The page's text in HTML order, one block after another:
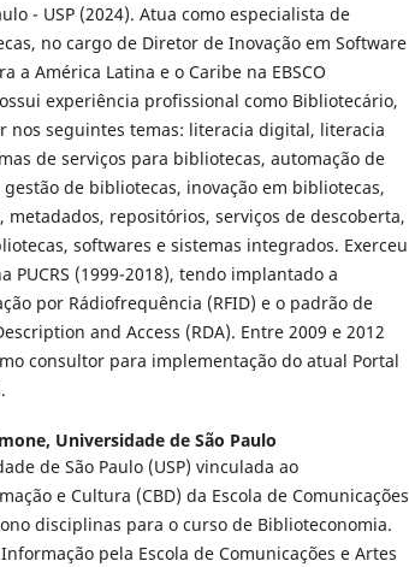
- USP (2024). Atua como especialista de
no cargo de Diretor de Inovação em Software
a América Latina e o Caribe na EBSCO
experiência profissional como Bibliotecário,
nos seguintes temas: literacia digital, literacia
de serviços para bibliotecas, automação de
de bibliotecas, inovação em bibliotecas,
metadados, repositórios, serviços de descoberta,
softwares e sistemas integrados. Exerceu
PUCRS (1999-2018), tendo implantado a
por Rádiofrequência (RFID) e o padrão de
and Access (RDA). Entre 2009 e 2012
consultor para implementação do atual Portal
Universidade de São Paulo
de São Paulo (USP) vinculada ao
e Cultura (CBD) da Escola de Comunicações
disciplinas para o curso de Biblioteconomia.
pela Escola de Comunicações e Artes